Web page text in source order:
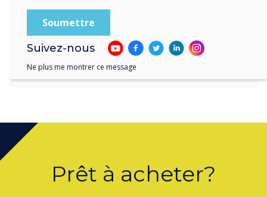
zones d'imagerie."
Prêt à acheter?
Suivez-nous
Ne plus me montrer ce message